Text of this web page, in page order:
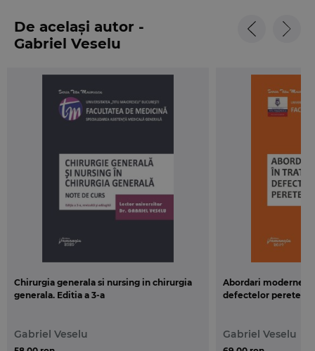
De același autor -
Gabriel Veselu
Chirurgia generala si nursing in chirurgia
generala. Editia a 3-a
Gabriel Veselu
Abordari moderne
defectelor peretelui
Gabriel Veselu